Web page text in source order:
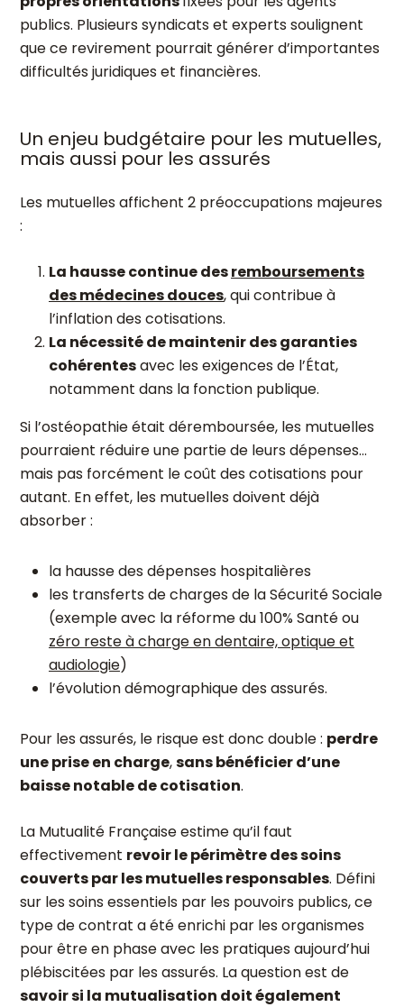
publics. Plusieurs syndicats et experts soulignent
que ce revirement pourrait générer d’importantes
difficultés juridiques et financières.
Un enjeu budgétaire pour les mutuelles,
mais aussi pour les assurés
Les mutuelles affichent 2 préoccupations majeures
:
La hausse continue desremboursements
des médecines douces, qui contribue à
l’inflation des cotisations.
La nécessité de maintenir des garanties
cohérentesavec les exigences de l’État,
notamment dans la fonction publique.
Si l’ostéopathie était déremboursée, les mutuelles
pourraient réduire une partie de leurs dépenses…
mais pas forcément le coût des cotisations pour
autant. En effet, les mutuelles doivent déjà
absorber :
la hausse des dépenses hospitalières
les transferts de charges de la Sécurité Sociale
(exemple avec la réforme du 100% Santé ou
zéro reste à charge en dentaire, optique et
audiologie)
l’évolution démographique des assurés.
Pour les assurés, le risque est donc double : perdre
une prise en charge,sans bénéficier d’une
baisse notable de cotisation.
La Mutualité Française estime qu’il faut
effectivement revoir le périmètre des soins
couverts par les mutuelles responsables. Défini
sur les soins essentiels par les pouvoirs publics, ce
type de contrat a été enrichi par les organismes
pour être en phase avec les pratiques aujourd’hui
plébiscitées par les assurés. La question est de
savoir si la mutualisation doit également